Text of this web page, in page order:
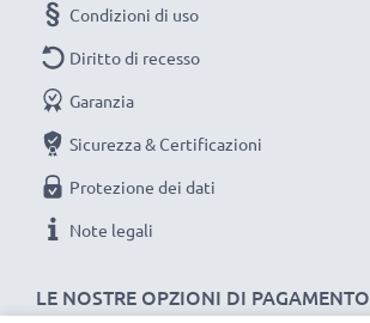
LE NOSTRE OPZIONI DI PAGAMENTO
Condizioni di uso
Diritto di recesso
Garanzia
Sicurezza & Certificazioni
Protezione dei dati
Note legali